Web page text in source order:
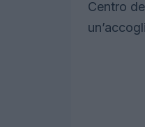
Centro